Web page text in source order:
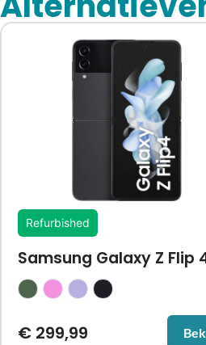
Refurbished
Samsung Galaxy Z Flip
€299,99